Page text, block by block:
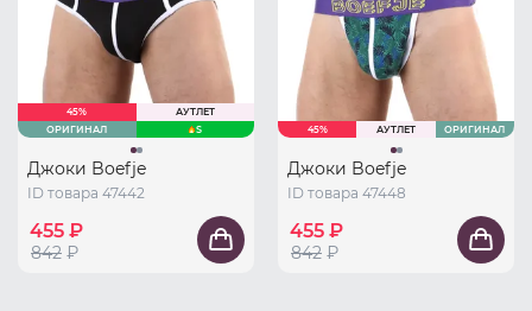
45%
АУТЛЕТ
ОРИГИНАЛ
S
Джоки Boefje
ID товара 47442
455 ₽
842 ₽
45% АУТЛЕТ ОРИГИНАЛ
Джоки Boefje
ID товара 47448
455 ₽
842 ₽